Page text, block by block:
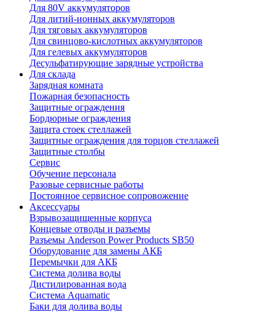
Для 80V аккумуляторов
Для литий-ионных аккумуляторов
Для тяговых аккумуляторов
Для свинцово-кислотных аккумуляторов
Для гелевых аккумуляторов
Десульфатирующие зарядные устройства
Для склада
Зарядная комната
Пожарная безопасность
Защитные ограждения
Бордюрные ограждения
Защита стоек стеллажей
Защитные ограждения для торцов стеллажей
Защитные столбы
Сервис
Обучение персонала
Разовые сервисные работы
Постоянное сервисное сопровожение
Аксессуары
Взрывозащищенные корпуса
Концевые отводы и разъемы
Разъемы Anderson Power Products SB50
Оборудование для замены АКБ
Перемычки для АКБ
Система долива воды
Дистилированная вода
Система Aquamatic
Баки для долива воды